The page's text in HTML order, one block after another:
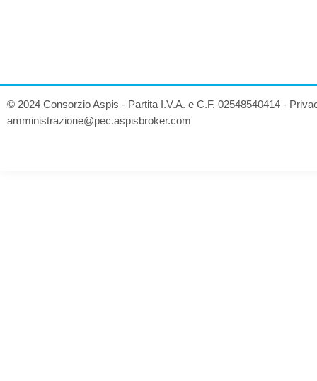
© 2024 Consorzio Aspis - Partita I.V.A. e C.F. 02548540414 -
amministrazione@pec.aspisbroker.com